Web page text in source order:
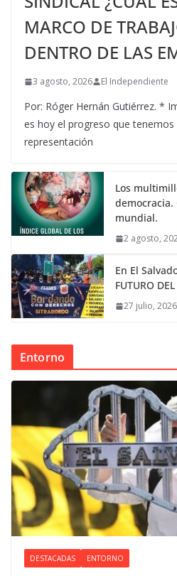
MARCO DE
DENTRO DE LAS
3 agosto, 2026 El Independiente
Por: Róger Hernán Gutiérrez. *
es hoy el progreso que
representación
Los
mundial.
2 agosto,
En El
FUTURO
27 julio, 2026
Entorno
DESTACADAS ENTORNO